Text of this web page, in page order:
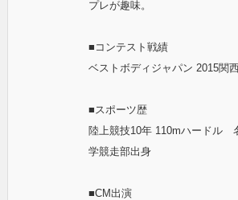
プレが趣味。
■コンテスト戦績
ベストボディジャパン 2015関
■スポーツ歴
陸上競技10年 110mハードル
学競走部出身
■CM出演